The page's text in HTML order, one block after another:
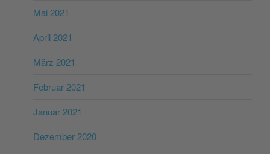
Mai 2021
April 2021
März 2021
Februar 2021
Januar 2021
Dezember 2020